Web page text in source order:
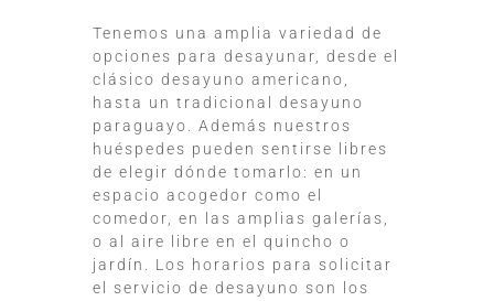
Tenemos una amplia variedad de
opciones para desayunar, desde el
clásico desayuno americano,
hasta un tradicional desayuno
paraguayo. Además nuestros
huéspedes pueden sentirse libres
de elegir dónde tomarlo: en un
espacio acogedor como el
comedor, en las amplias galerías,
o al aire libre en el quincho o
jardín. Los horarios para solicitar
el servicio de desayuno son los